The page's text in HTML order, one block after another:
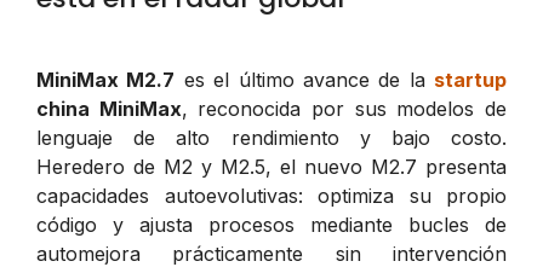
MiniMax M2.7 es el último avance de la startup
china MiniMax, reconocida por sus modelos de
lenguaje de alto rendimiento y bajo costo.
Heredero de M2 y M2.5, el nuevo M2.7 presenta
capacidades autoevolutivas: optimiza su propio
código y ajusta procesos mediante bucles de
automejora prácticamente sin intervención